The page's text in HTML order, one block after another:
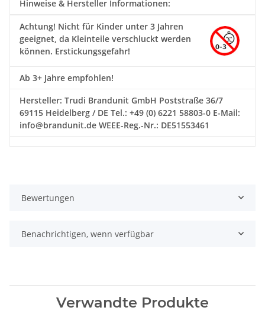
Hinweise & Hersteller Informationen:
Achtung! Nicht für Kinder unter 3 Jahren
geeignet, da Kleinteile verschluckt werden
können. Erstickungsgefahr!
Ab 3+ Jahre empfohlen!
Hersteller: Trudi Brandunit GmbH Poststraße 36/7
69115 Heidelberg / DE Tel.: +49 (0) 6221 58803-0 E-Mail:
info@brandunit.de WEEE-Reg.-Nr.: DE51553461
Bewertungen
Benachrichtigen, wenn verfügbar
Verwandte Produkte